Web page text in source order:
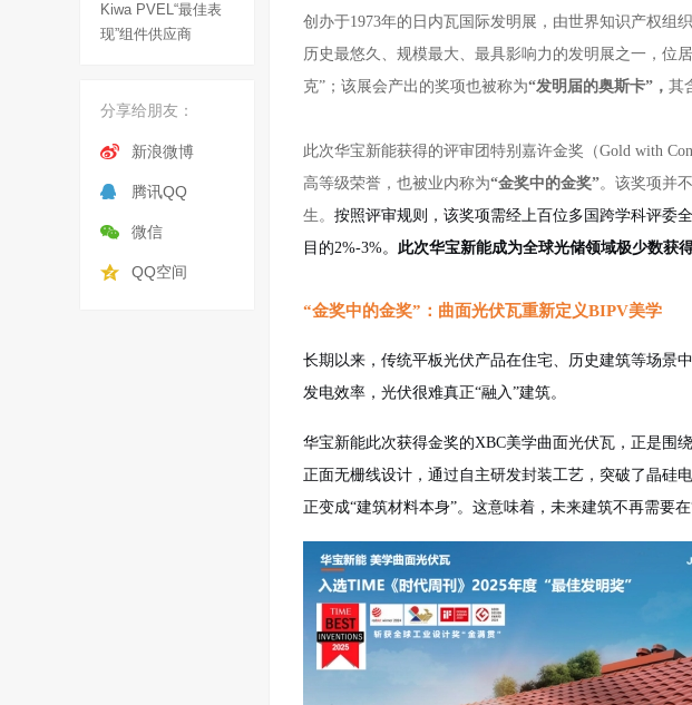
Kiwa PVEL“最佳表
现”组件供应商
分享给朋友：
新浪微博
腾讯QQ
微信
QQ空间
创办于1973年的日内瓦国际发明展，由世界知识产权组
历史最悠久、规模最大、最具影响力的发明展之一，位
克” ；该展会产出的奖项也被称为“发明届的奥斯卡”， 其
此次华宝新能获得的评审团特别嘉许金奖（Gold with
高等级荣誉，也被业内称为“金奖中的金奖”。该奖项并
生。 按照评审规则，该奖项需经上百位多国跨学科评委
目的2%-3%。 此次华宝新能成为全球光储领域极少数获
“金奖中的金奖” ： 曲面光伏瓦重新定义BIPV美学
长期以来，传统平板光伏产品在住宅、历史建筑等场景
发电效率，光伏很难真正“融入”建筑。
华宝新能此次获得金奖的XBC美学曲面光伏瓦，正是围
正面无栅线设计，通过自主研发封装工艺，突破了晶硅
正变成“建筑材料本身”。这意味着，未来建筑不再需要在